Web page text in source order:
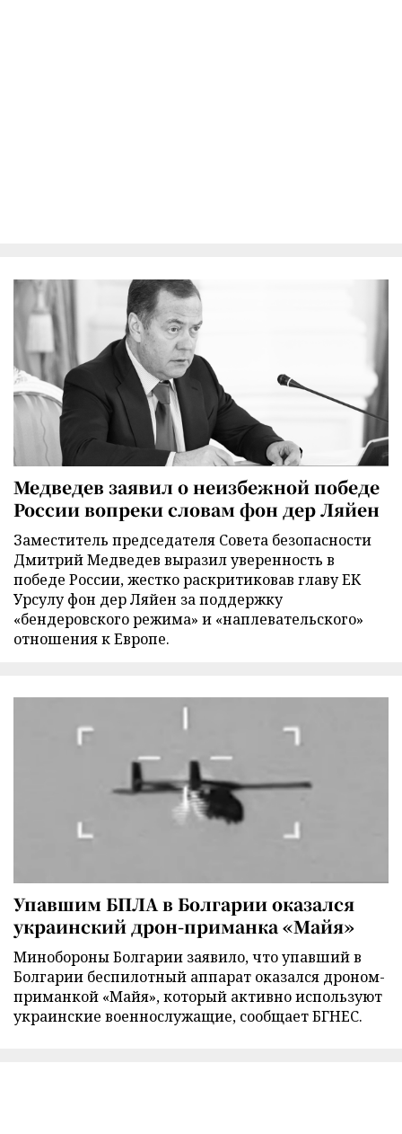
Медведев заявил о неизбежной победе
России вопреки словам фон дер Ляйен
Заместитель председателя Совета безопасности
Дмитрий Медведев выразил уверенность в
победе России, жестко раскритиковав главу ЕК
Урсулу фон дер Ляйен за поддержку
«бендеровского режима» и «наплевательского»
отношения к Европе.
Упавшим БПЛА в Болгарии оказался
украинский дрон-приманка «Майя»
Минобороны Болгарии заявило, что упавший в
Болгарии беспилотный аппарат оказался дроном-
приманкой «Майя», который активно используют
украинские военнослужащие, сообщает БГНЕС.